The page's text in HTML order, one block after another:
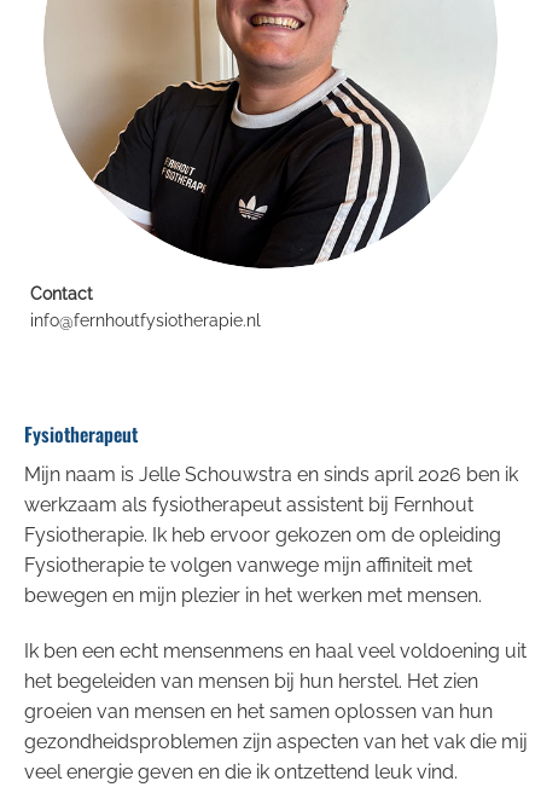
Contact
info@fernhoutfysiotherapie.nl
Fysiotherapeut
Mijn naam is Jelle Schouwstra en sinds april 2026 ben ik
werkzaam als fysiotherapeut assistent bij Fernhout
Fysiotherapie. Ik heb ervoor gekozen om de opleiding
Fysiotherapie te volgen vanwege mijn affiniteit met
bewegen en mijn plezier in het werken met mensen.
Ik ben een echt mensenmens en haal veel voldoening uit
het begeleiden van mensen bij hun herstel. Het zien
groeien van mensen en het samen oplossen van hun
gezondheidsproblemen zijn aspecten van het vak die mij
veel energie geven en die ik ontzettend leuk vind.